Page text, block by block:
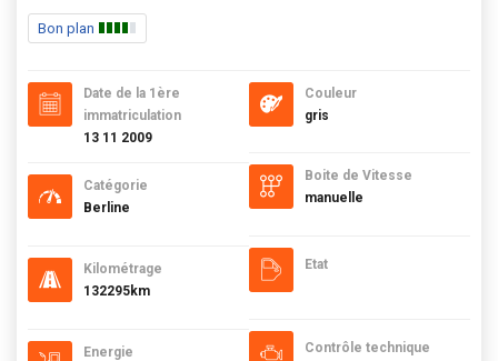
Bon plan
Date de la 1ère
immatriculation
13 11 2009
Catégorie
Berline
Kilométrage
132295km
Energie
Couleur
gris
Boite de Vitesse
manuelle
Etat
Contrôle technique